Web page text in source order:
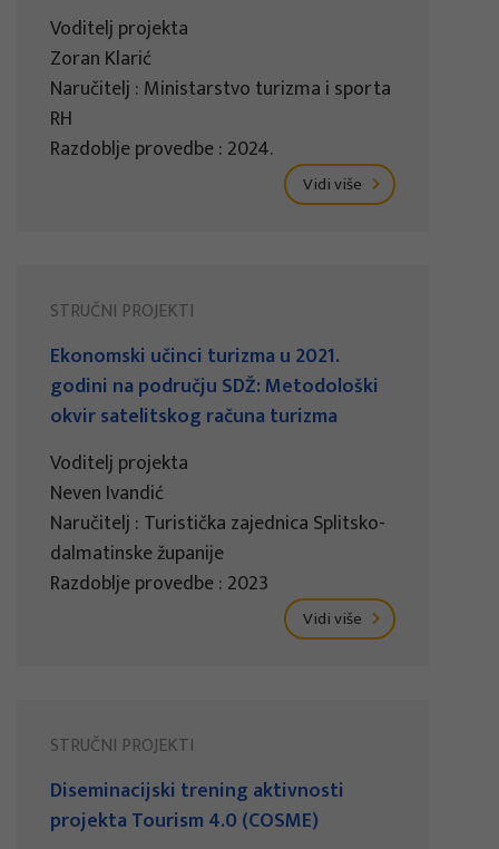
Voditelj projekta
Zoran Klarić
Naručitelj : Ministarstvo turizma i sporta
RH
Razdoblje provedbe : 2024.
Vidi više
STRUČNI PROJEKTI
Ekonomski učinci turizma u 2021.
godini na području SDŽ: Metodološki
okvir satelitskog računa turizma
Voditelj projekta
Neven Ivandić
Naručitelj : Turistička zajednica Splitsko-
dalmatinske županije
Razdoblje provedbe : 2023
Vidi više
STRUČNI PROJEKTI
Diseminacijski trening aktivnosti
projekta Tourism 4.0 (COSME)